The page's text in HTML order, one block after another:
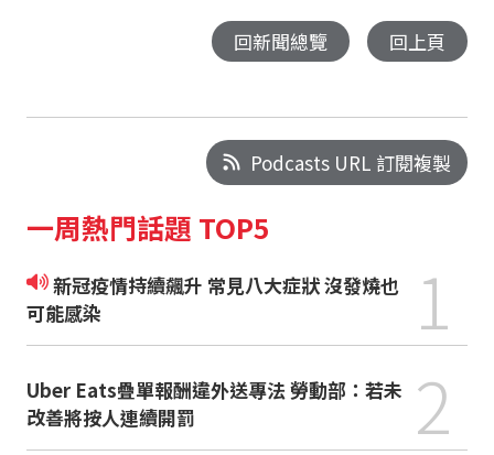
回新聞總覽 回上頁
Podcasts URL 訂閱複製
一周熱門話題 TOP5
新冠疫情持續飆升 常見八大症狀 沒發燒也
可能感染
1
Uber Eats疊單報酬違外送專法 勞動部：若未
改善將按人連續開罰
2